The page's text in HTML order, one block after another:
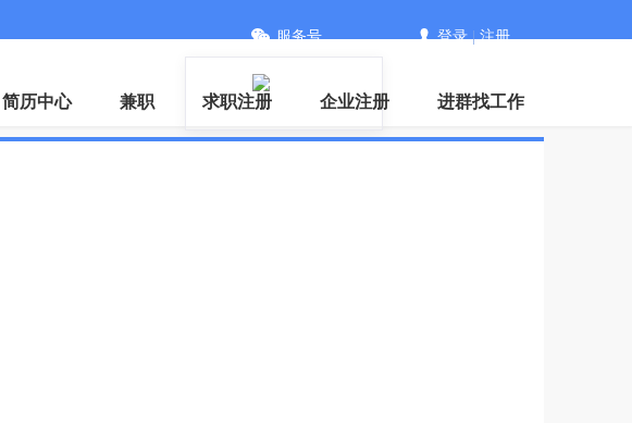
服务号 登录|注册
简历中心 兼职 求职注册 企业注册 进群找工作